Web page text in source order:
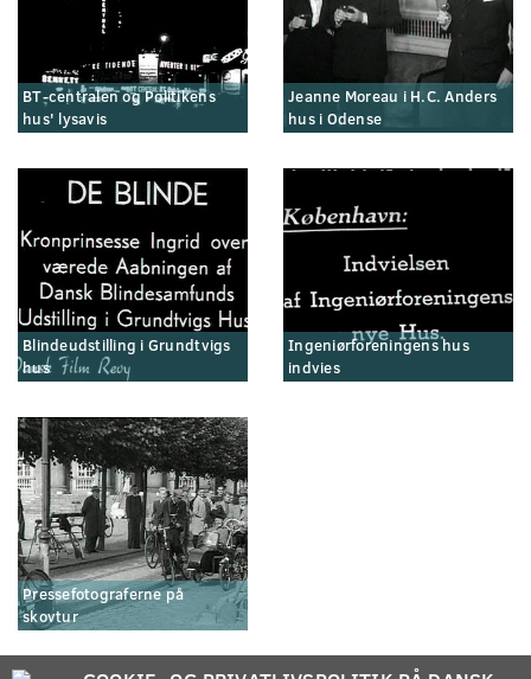
BT-centralen og Politikens
hus' lysavis
Jeanne Moreau i H.C. Anders
hus i Odense
Blindeudstilling i Grundtvigs
hus
Ingeniørforeningens hus
indvies
Pressefotograferne på
skovtur